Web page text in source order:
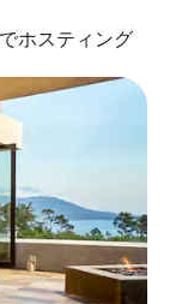
ホスティング